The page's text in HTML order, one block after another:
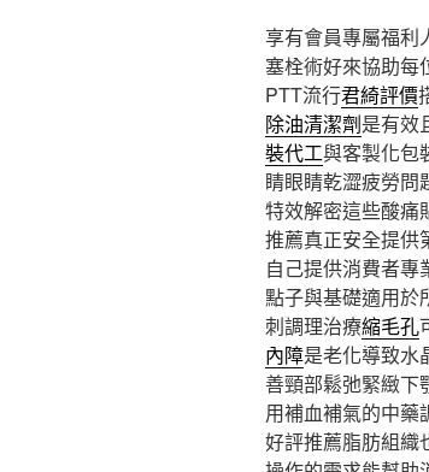
享有會員專屬福利
塞栓術好來協助每
PTT流行君綺評價
除油清潔劑是有效
裝代工與客製化包
睛眼睛乾澀疲勞問
特效解密這些酸痛
推薦真正安全提供
自己提供消費者專
點子與基礎適用於
刺調理治療縮毛孔
內障是老化導致水
善頸部鬆弛緊緻下
用補血補氣的中藥
好評推薦脂肪組織